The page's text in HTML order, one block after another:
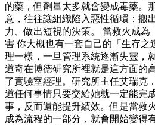
的藥，但劑量太多就會變成毒藥。
意，往往讓組織陷入惡性循環：搬
力、做出短視的決策。 當救火成為
害 你大概也有一套自己的「生存之
理一樣，一旦管理系統逐漸失靈，
道奇在博德研究所裡就是這方面的
了實驗室經理。研究所主任艾瑞克
道任何事情只要交給她就一定能完
事，反而還能提升績效。但是當救
成為流程的一部分，就會開始變得